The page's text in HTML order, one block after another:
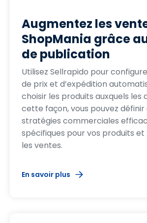
Augmentez les
ShopMania grâce
de publication
Utilisez Sellrapido pour
de prix et d’expédition
choisir les produits auxquels les
cette façon, vous pouvez définir
stratégies commerciales
spécifiques pour vos produits
les ventes.
En savoir plus